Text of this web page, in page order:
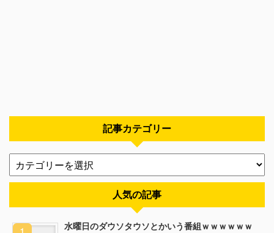
記事カテゴリー
人気の記事
水曜日のダウソタウソとかいう番組ｗｗｗｗｗｗ